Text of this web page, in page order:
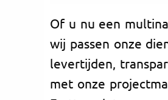
Of u nu een
wij passen onze
levertijden,
met onze